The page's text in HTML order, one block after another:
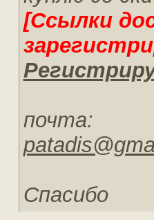
[Ссылки
почта:
Спасибо